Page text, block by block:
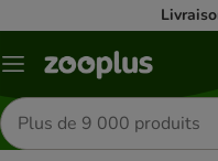
Menu
Rechercher
des
produits